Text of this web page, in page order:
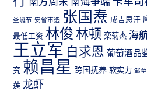
圣诞节 安省市选 张国焘 成吉思汗
最低工资 林俊 林顿 栾菊杰 海
王立军 白求恩 葡萄酒品
究 赖昌星 跨国抚养 软实力 邹
莲 龙虾